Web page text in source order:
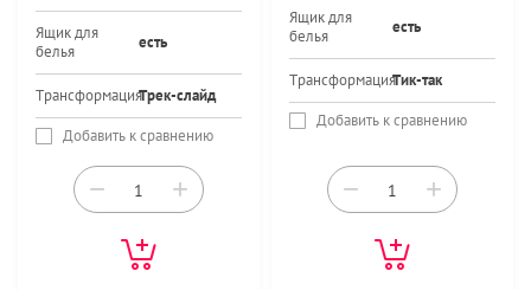
Ящик для
белья
есть
ТрансформацияТрек-слайд
Добавить к сравнению
− +
Ящик для
белья
есть
ТрансформацияТик-так
Добавить к сравнению
− +